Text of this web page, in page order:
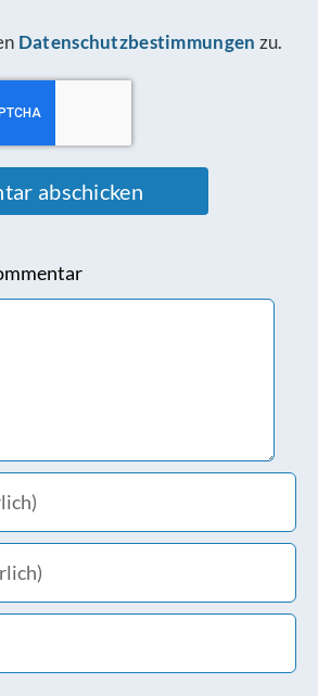
Datenschutzbestimmungen zu.